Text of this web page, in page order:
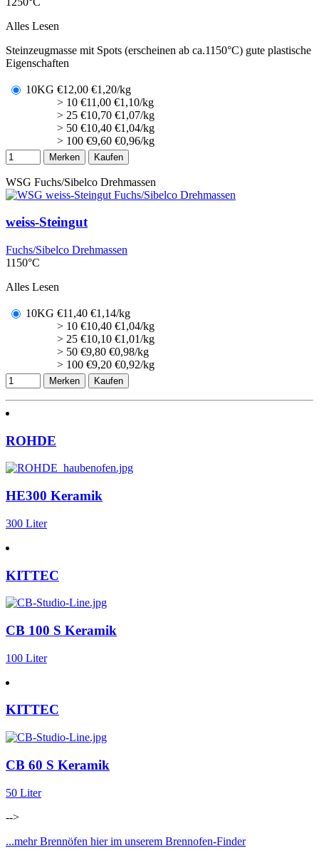
Alles Lesen
Steinzeugmasse mit Spots (erscheinen ab ca.1150°C) gute plastische
Eigenschaften
10KG €12,00 €1,20/kg
> 10 €11,00 €1,10/kg
> 25 €10,70 €1,07/kg
> 50 €10,40 €1,04/kg
> 100 €9,60 €0,96/kg
Merken Kaufen
WSG Fuchs/Sibelco Drehmassen
weiss-Steingut
Fuchs/Sibelco Drehmassen
1150°C
Alles Lesen
10KG €11,40 €1,14/kg
> 10 €10,40 €1,04/kg
> 25 €10,10 €1,01/kg
> 50 €9,80 €0,98/kg
> 100 €9,20 €0,92/kg
Merken Kaufen
ROHDE
HE300 Keramik
300 Liter
KITTEC
CB 100 S Keramik
100 Liter
KITTEC
CB 60 S Keramik
50 Liter
-->
...mehr Brennöfen hier im unserem Brennofen-Finder